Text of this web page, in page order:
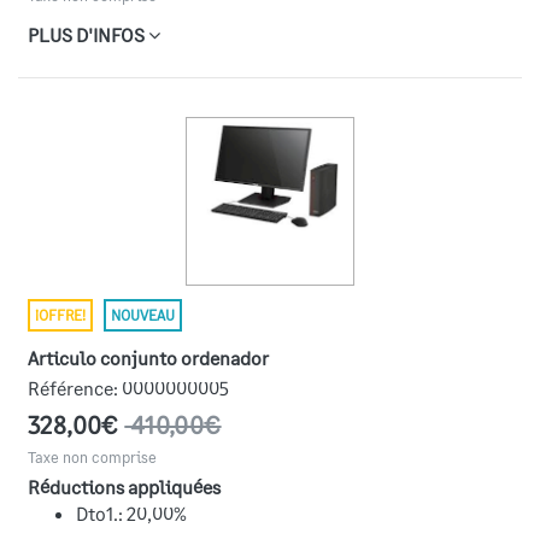
PLUS D'INFOS
¡OFFRE! NOUVEAU
articulo conjunto ordenador
Référence: 0000000005
328,00€410,00€
Taxe non comprise
Réductions appliquées
Dto1.: 20,00%